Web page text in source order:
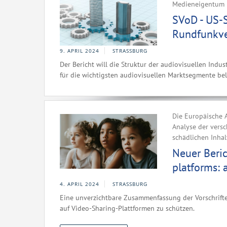
Medieneigentum
SVoD -
9. APRIL 2024 STRASSBURG
Der Bericht will die Struktur der audiovisuellen
für die wichtigsten audiovisuellen Marktsegmente
Die
Analyse der
schädlichen
Neuer
platforms:
4. APRIL 2024 STRASSBURG
Eine unverzichtbare Zusammenfassung der
auf Video-Sharing-Plattformen zu schützen.